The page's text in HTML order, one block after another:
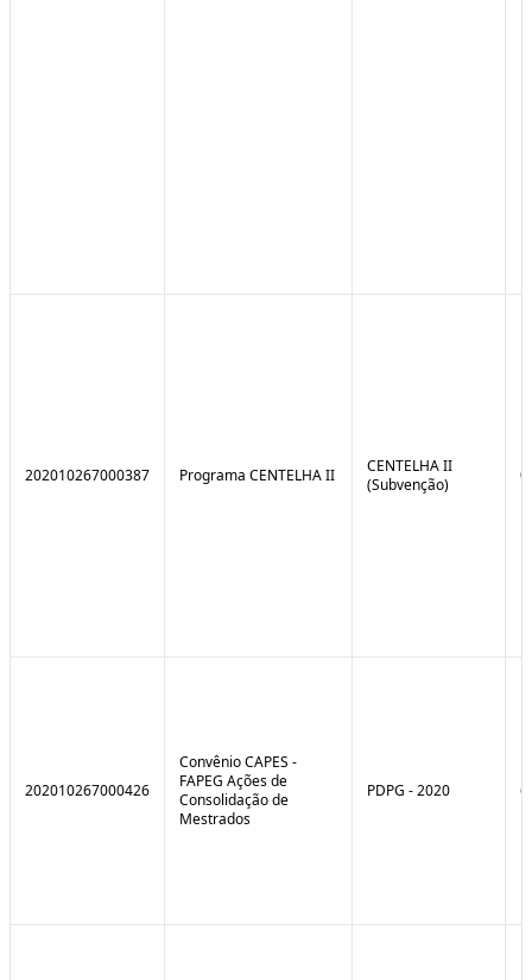
202010267000387 Programa CENTELHA II
CENTELHA II
(Subvenção)
202010267000426
Convênio CAPES -
FAPEG Ações de
Consolidação de
Mestrados
PDPG - 2020